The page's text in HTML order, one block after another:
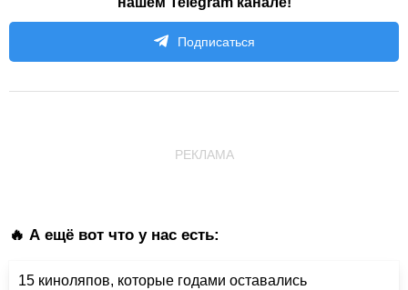
Подписаться
РЕКЛАМА
🔥 А ещё вот что у нас есть:
15 киноляпов, которые годами оставались